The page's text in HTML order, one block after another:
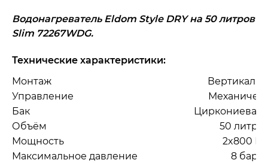
Водонагреватель Eldom Style DRY на 50 литров
Slim 72267WDG.
Технические характеристики:
Монтаж
Управление
Бак
Циркониевая
Объём
50
Мощность
2x800 Вт
Максимальное давление
8 бар